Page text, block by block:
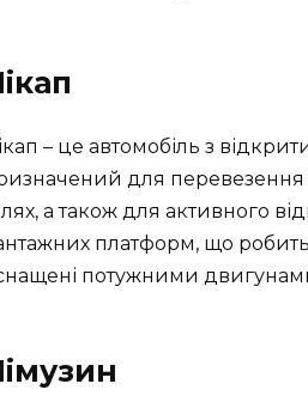
– це автомобіль з
для перевезення
а також для активного
платформ, що
потужними